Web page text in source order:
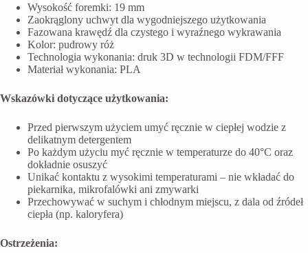
Wysokość foremki: 19 mm
Zaokrąglony uchwyt dla wygodniejszego użytkowania
Fazowana krawędź dla czystego i wyraźnego wykrawania
Kolor: pudrowy róż
Technologia wykonania: druk 3D w technologii FDM/FFF
Materiał wykonania: PLA
Wskazówki dotyczące użytkowania:
Przed pierwszym użyciem umyć ręcznie w ciepłej wodzie z
delikatnym detergentem
Po każdym użyciu myć ręcznie w temperaturze do 40°C oraz
dokładnie osuszyć
Unikać kontaktu z wysokimi temperaturami – nie wkładać do
piekarnika, mikrofalówki ani zmywarki
Przechowywać w suchym i chłodnym miejscu, z dala od źródeł
ciepła (np. kaloryfera)
Ostrzeżenia: